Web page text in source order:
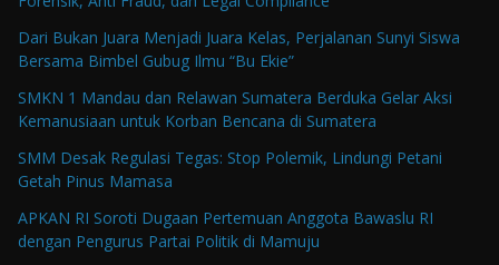
Dari Bukan Juara Menjadi Juara Kelas, Perjalanan Sunyi Siswa
Bersama Bimbel Gubug Ilmu “Bu Ekie”
SMKN 1 Mandau dan Relawan Sumatera Berduka Gelar Aksi
Kemanusiaan untuk Korban Bencana di Sumatera
SMM Desak Regulasi Tegas: Stop Polemik, Lindungi Petani
Getah Pinus Mamasa
APKAN RI Soroti Dugaan Pertemuan Anggota Bawaslu RI
dengan Pengurus Partai Politik di Mamuju